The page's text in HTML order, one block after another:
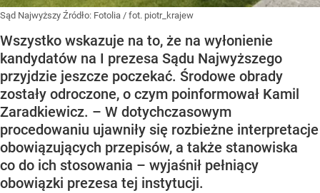
Sąd Najwyższy Źródło: Fotolia / fot. piotr_krajew
Wszystko wskazuje na to, że na wyłonienie
kandydatów na I prezesa Sądu Najwyższego
przyjdzie jeszcze poczekać. Środowe obrady
zostały odroczone, o czym poinformował Kamil
Zaradkiewicz. – W dotychczasowym
procedowaniu ujawniły się rozbieżne interpretacje
obowiązujących przepisów, a także stanowiska
co do ich stosowania – wyjaśnił pełniący
obowiązki prezesa tej instytucji.